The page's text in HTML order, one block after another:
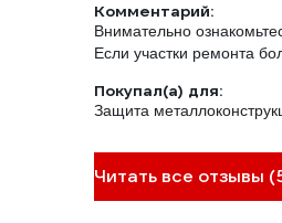
Комментарий:
Внимательно
Если участки ремонта
Покупал(а) для:
Защита
Читать все отзывы